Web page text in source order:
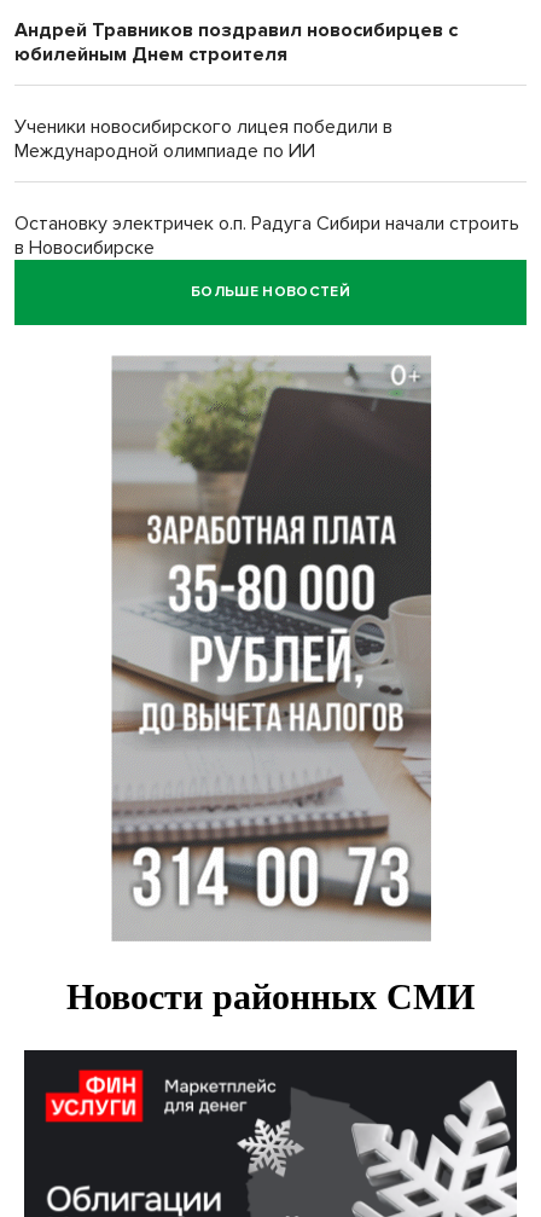
Андрей Травников поздравил новосибирцев с
юбилейным Днем строителя
Ученики новосибирского лицея победили в
Международной олимпиаде по ИИ
Остановку электричек о.п. Радуга Сибири начали строить
в Новосибирске
Транспортная прокуратура проверит S7 после инцидента
500 литров ухи сварили новосибирцам на
Бугринском пляже
Под Новосибирском двое пострадали в ДТП с
перевернувшейся «ГАЗелью»
Легендарный хоккеист Тарасенко вернулся к брату в
БОЛЬШЕ НОВОСТЕЙ